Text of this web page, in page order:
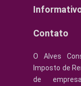
Contato
O Alves
Imposto de
de